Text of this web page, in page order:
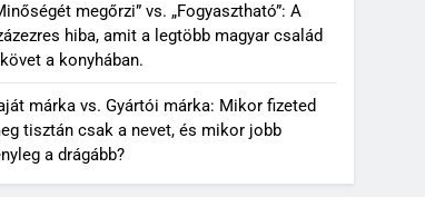
megőrzi” vs. „Fogyasztható”: A
hiba, amit a legtöbb magyar család
a konyhában.
márka vs. Gyártói márka: Mikor fizeted
tisztán csak a nevet, és mikor jobb
a drágább?